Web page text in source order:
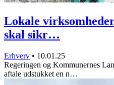
Lokale
skal sikr…
Erhverv • 10.01.25
Regeringen og Kommunernes
aftale udstukket en n…